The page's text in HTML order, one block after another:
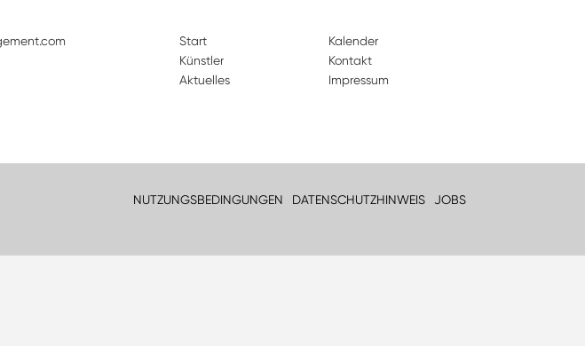
Start
Künstler
Aktuelles
Kalender
Kontakt
Impressum
NUTZUNGSBEDINGUNGEN DATENSCHUTZHINWEIS JOBS